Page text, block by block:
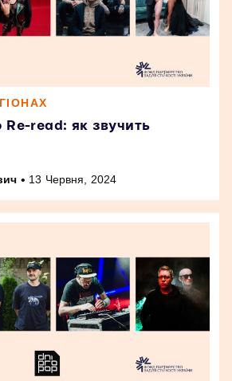
Re-read: як звучить
• 13 Червня, 2024